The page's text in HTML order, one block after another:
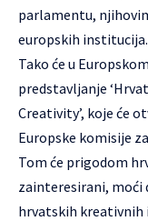
parlamentu,
europskih institucija.
Tako će u
predstavljanje
Creativity’, koje će
Europske komisije
Tom će prigodom
zainteresirani, moći
hrvatskih kreativnih